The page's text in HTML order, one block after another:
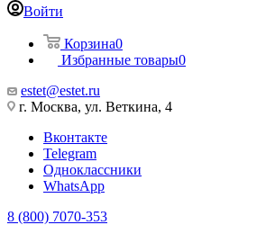
Войти
Корзина0
Избранные товары0
estet@estet.ru
г. Москва, ул. Веткина, 4
Вконтакте
Telegram
Одноклассники
WhatsApp
8 (800) 7070-353